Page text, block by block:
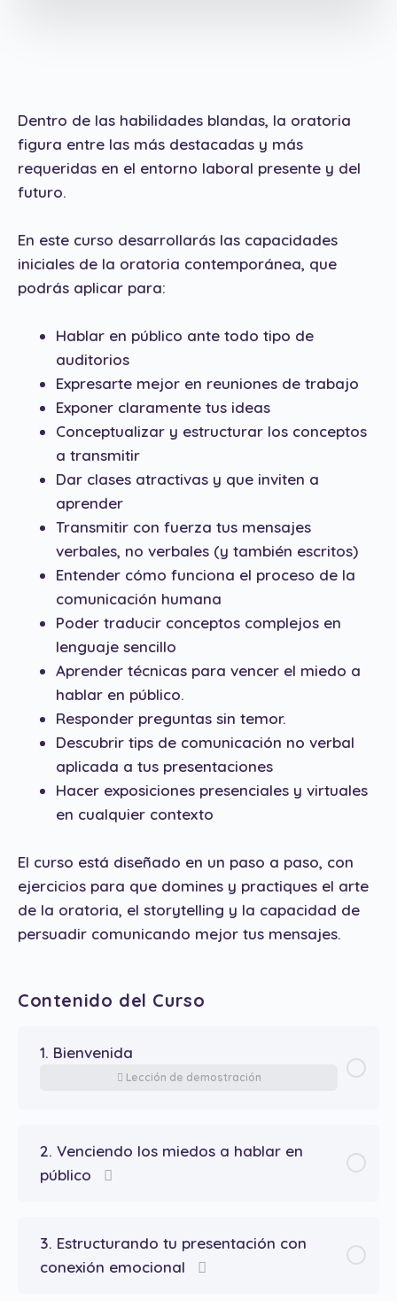
Dentro de las habilidades blandas, la oratoria
figura entre las más destacadas y más
requeridas en el entorno laboral presente y del
futuro.
En este curso desarrollarás las capacidades
iniciales de la oratoria contemporánea, que
podrás aplicar para:
Hablar en público ante todo tipo de
auditorios
Expresarte mejor en reuniones de trabajo
Exponer claramente tus ideas
Conceptualizar y estructurar los conceptos
a transmitir
Dar clases atractivas y que inviten a
aprender
Transmitir con fuerza tus mensajes
verbales, no verbales (y también escritos)
Entender cómo funciona el proceso de la
comunicación humana
Poder traducir conceptos complejos en
lenguaje sencillo
Aprender técnicas para vencer el miedo a
hablar en público.
Responder preguntas sin temor.
Descubrir tips de comunicación no verbal
aplicada a tus presentaciones
Hacer exposiciones presenciales y virtuales
en cualquier contexto
El curso está diseñado en un paso a paso, con
ejercicios para que domines y practiques el arte
de la oratoria, el storytelling y la capacidad de
persuadir comunicando mejor tus mensajes.
Contenido del Curso
1. Bienvenida
Lección de demostración
2. Venciendo los miedos a hablar en
público
3. Estructurando tu presentación con
conexión emocional